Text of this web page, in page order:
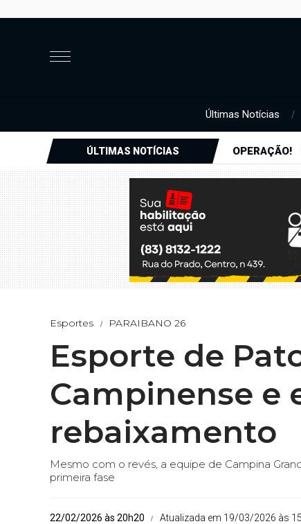
Últimas Notícias
ÚLTIMAS NOTÍCIAS JUSTIÇA
Esportes PARAIBANO 26
Esporte de
Campinense e
rebaixamento
Mesmo com o revés, a equipe de Campina
primeira fase
22/02/2026 às 20h20
Atualizada em 19/03/2026 às